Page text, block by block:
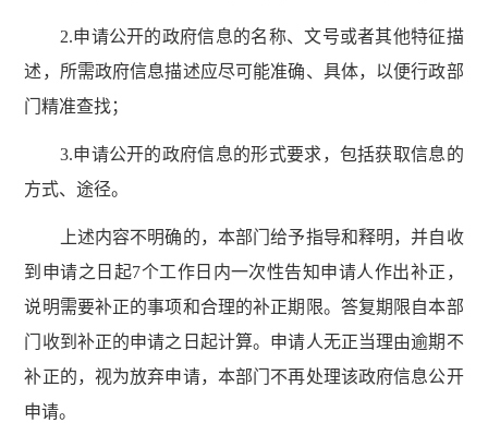
2.申请公开的政府信息的名称、文号或者其他特征描
述，所需政府信息描述应尽可能准确、具体，以便行政部
门精准查找；
3.申请公开的政府信息的形式要求，包括获取信息的
方式、途径。
上述内容不明确的，本部门给予指导和释明，并自收
到申请之日起7个工作日内一次性告知申请人作出补正，
说明需要补正的事项和合理的补正期限。答复期限自本部
门收到补正的申请之日起计算。申请人无正当理由逾期不
补正的，视为放弃申请，本部门不再处理该政府信息公开
申请。